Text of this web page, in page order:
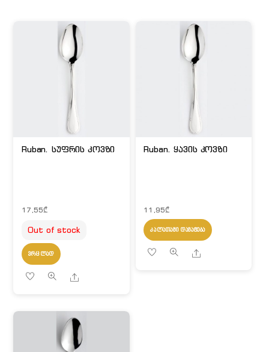
Ruban. სუფრის კოვზი
17,55₾
Out of stock
ᲕᲠᲪᲚᲐᲓ
Share
Ruban. ყავის კოვზი
11,95₾
ᲙᲐᲚᲐᲗᲐᲨᲘ ᲓᲐᲛᲐᲢᲔᲑᲐ
Share